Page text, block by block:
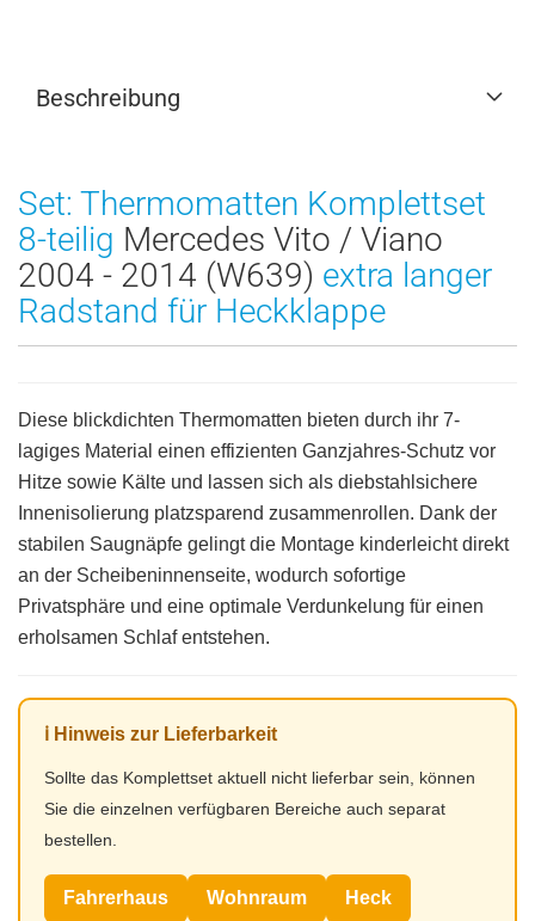
Beschreibung
Set: Thermomatten Komplettset
8-teilig Mercedes Vito / Viano
2004 - 2014 (W639) extra langer
Radstand für Heckklappe
Diese blickdichten Thermomatten bieten durch ihr 7-
lagiges Material einen effizienten Ganzjahres-Schutz vor
Hitze sowie Kälte und lassen sich als diebstahlsichere
Innenisolierung platzsparend zusammenrollen. Dank der
stabilen Saugnäpfe gelingt die Montage kinderleicht direkt
an der Scheibeninnenseite, wodurch sofortige
Privatsphäre und eine optimale Verdunkelung für einen
erholsamen Schlaf entstehen.
ℹ️ Hinweis zur Lieferbarkeit
Sollte das Komplettset aktuell nicht lieferbar sein, können
Sie die einzelnen verfügbaren Bereiche auch separat
bestellen.
Fahrerhaus Wohnraum Heck